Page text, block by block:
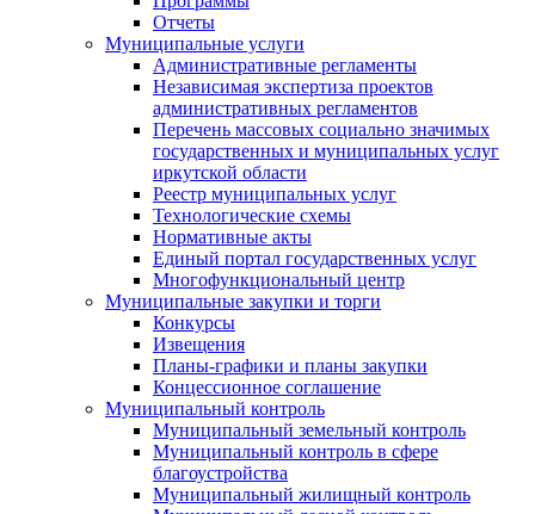
Отчеты
Муниципальные услуги
Административные регламенты
Независимая экспертиза проектов
административных регламентов
Перечень массовых социально значимых
государственных и муниципальных услуг
иркутской области
Реестр муниципальных услуг
Технологические схемы
Нормативные акты
Единый портал государственных услуг
Многофункциональный центр
Муниципальные закупки и торги
Конкурсы
Извещения
Планы-графики и планы закупки
Концессионное соглашение
Муниципальный контроль
Муниципальный земельный контроль
Муниципальный контроль в сфере
благоустройства
Муниципальный жилищный контроль